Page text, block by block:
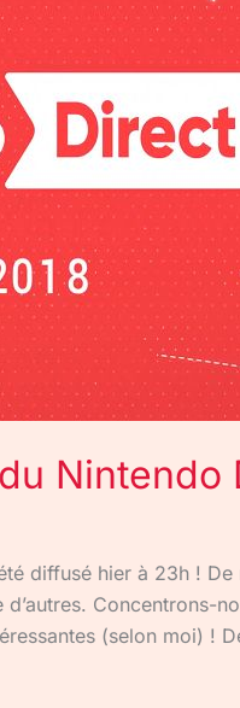
Nintendo
diffusé hier à 23h !
Concentrons-
(selon moi) !